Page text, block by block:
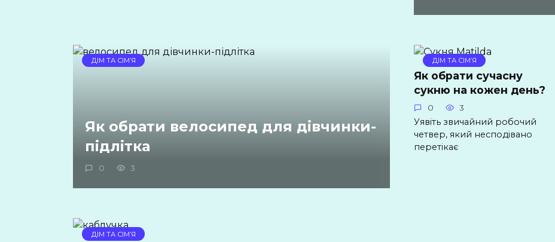
ДІМ ТА СІМ’Я
Як обрати велосипед для дівчинки-
підлітка
0 3
ДІМ ТА СІМ’Я
Як обрати сучасну
сукню на кожен день?
0 3
Уявіть звичайний робочий
четвер, який несподівано
перетікає
ДІМ ТА СІМ’Я